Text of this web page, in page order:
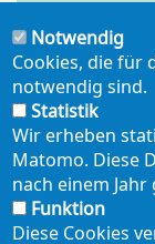
PDF ERZEUGEN
teilen
Notwendig
Cookies, die für
notwendig sind.
Statistik
Wir erheben
Matomo. Diese
nach einem Jahr
Funktion
Diese Cookies